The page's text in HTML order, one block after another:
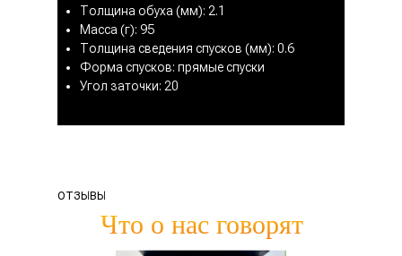
Толщина обуха (мм): 2.1
Масса (г): 95
Толщина сведения спусков (мм): 0.6
Форма спусков: прямые спуски
Угол заточки: 20
Что о нас говорят
ОТЗЫВЫ